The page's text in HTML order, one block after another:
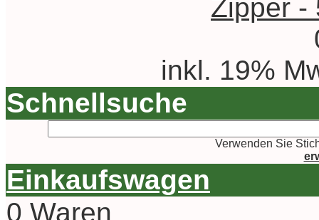
Zipper -
inkl. 19%
Schnellsuche
Verwenden Sie
Einkaufswagen
0 Waren